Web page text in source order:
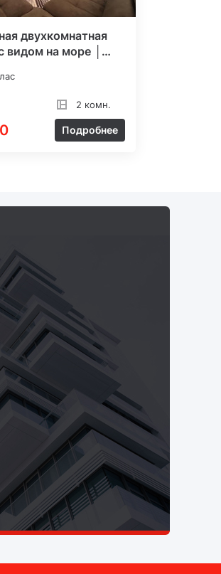
двухкомнатная
видом на море │
2 комн.
Подробнее